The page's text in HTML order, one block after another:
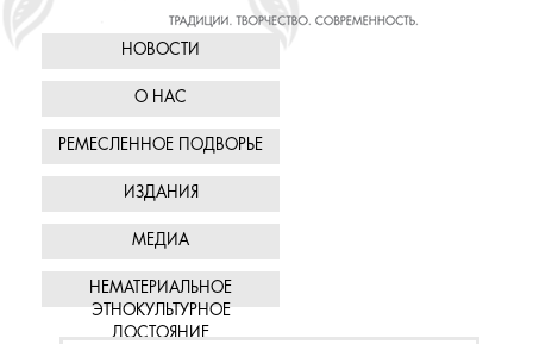
НОВОСТИ
О НАС
РЕМЕСЛЕННОЕ ПОДВОРЬЕ
ИЗДАНИЯ
МЕДИА
НЕМАТЕРИАЛЬНОЕ
ЭТНОКУЛЬТУРНОЕ
ДОСТОЯНИЕ